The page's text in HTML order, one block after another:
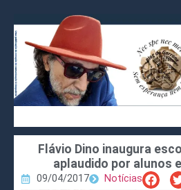
Flávio Dino inaugura
aplaudido por alunos
09/04/2017 Notícias